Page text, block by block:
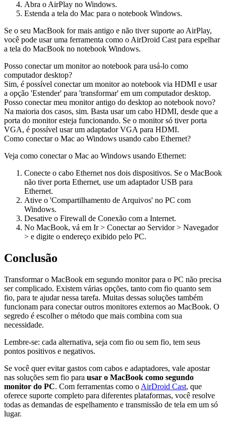
Abra o AirPlay no Windows.
Estenda a tela do Mac para o notebook Windows.
Se o seu MacBook for mais antigo e não tiver suporte ao AirPlay,
você pode usar uma ferramenta como o AirDroid Cast para espelhar
a tela do MacBook no notebook Windows.
Posso conectar um monitor ao notebook para usá-lo como
computador desktop?
Sim, é possível conectar um monitor ao notebook via HDMI e usar
a opção 'Estender' para 'transformar' em um computador desktop.
Posso conectar meu monitor antigo do desktop ao notebook novo?
Na maioria dos casos, sim. Basta usar um cabo HDMI, desde que a
porta do monitor esteja funcionando. Se o monitor só tiver porta
VGA, é possível usar um adaptador VGA para HDMI.
Como conectar o Mac ao Windows usando cabo Ethernet?
Veja como conectar o Mac ao Windows usando Ethernet:
Conecte o cabo Ethernet nos dois dispositivos. Se o MacBook
não tiver porta Ethernet, use um adaptador USB para
Ethernet.
Ative o 'Compartilhamento de Arquivos' no PC com
Windows.
Desative o Firewall de Conexão com a Internet.
No MacBook, vá em Ir > Conectar ao Servidor > Navegador
> e digite o endereço exibido pelo PC.
Conclusão
Transformar o MacBook em segundo monitor para o PC não precisa
ser complicado. Existem várias opções, tanto com fio quanto sem
fio, para te ajudar nessa tarefa. Muitas dessas soluções também
funcionam para conectar outros monitores externos ao MacBook. O
segredo é escolher o método que mais combina com sua
necessidade.
Lembre-se: cada alternativa, seja com fio ou sem fio, tem seus
pontos positivos e negativos.
Se você quer evitar gastos com cabos e adaptadores, vale apostar
nas soluções sem fio para usar o MacBook como segundo
monitor do PC. Com ferramentas como o AirDroid Cast, que
oferece suporte completo para diferentes plataformas, você resolve
todas as demandas de espelhamento e transmissão de tela em um só
lugar.